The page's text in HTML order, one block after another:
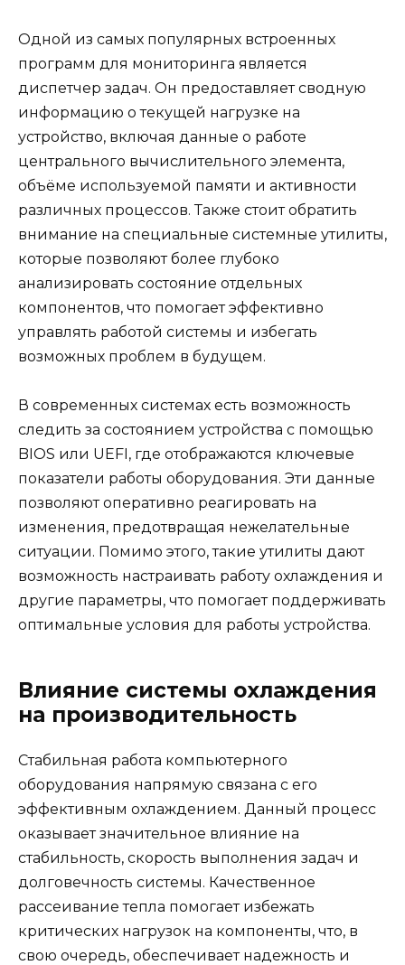
Одной из самых популярных встроенных
программ для мониторинга является
диспетчер задач. Он предоставляет сводную
информацию о текущей нагрузке на
устройство, включая данные о работе
центрального вычислительного элемента,
объёме используемой памяти и активности
различных процессов. Также стоит обратить
внимание на специальные системные утилиты,
которые позволяют более глубоко
анализировать состояние отдельных
компонентов, что помогает эффективно
управлять работой системы и избегать
возможных проблем в будущем.
В современных системах есть возможность
следить за состоянием устройства с помощью
BIOS или UEFI, где отображаются ключевые
показатели работы оборудования. Эти данные
позволяют оперативно реагировать на
изменения, предотвращая нежелательные
ситуации. Помимо этого, такие утилиты дают
возможность настраивать работу охлаждения и
другие параметры, что помогает поддерживать
оптимальные условия для работы устройства.
Влияние системы охлаждения
на производительность
Стабильная работа компьютерного
оборудования напрямую связана с его
эффективным охлаждением. Данный процесс
оказывает значительное влияние на
стабильность, скорость выполнения задач и
долговечность системы. Качественное
рассеивание тепла помогает избежать
критических нагрузок на компоненты, что, в
свою очередь, обеспечивает надежность и